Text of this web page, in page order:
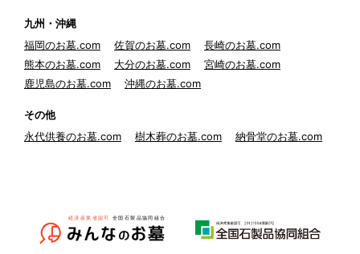
九州・沖縄
福岡のお墓.com
佐賀のお墓.com
長崎のお墓.com
熊本のお墓.com
大分のお墓.com
宮崎のお墓.com
鹿児島のお墓.com
沖縄のお墓.com
その他
永代供養のお墓.com
樹木葬のお墓.com 納骨堂のお墓.com